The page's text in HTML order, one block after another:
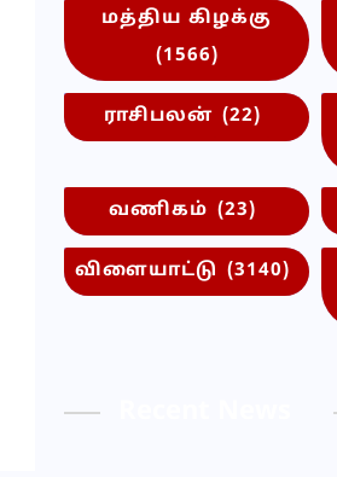
மத்திய கிழக்கு
(1566)
ராசிபலன் (22)
வணிகம் (23)
விளையாட்டு (3140)